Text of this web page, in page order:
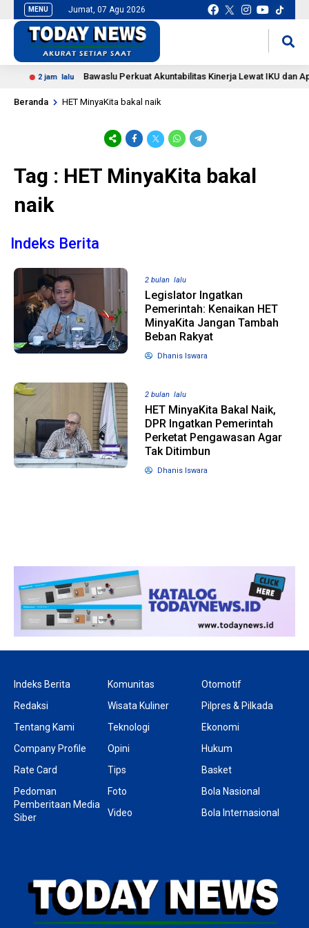
MENU Jumat, 07 Agu 2026
2 jam lalu Bawaslu Perkuat Akuntabilitas Kinerja Lewat IKU dan
Beranda HET MinyaKita bakal naik
Tag : HET MinyaKita bakal
naik
Indeks Berita
2 bulan lalu
Legislator Ingatkan
Pemerintah: Kenaikan HET
MinyaKita Jangan Tambah
Beban Rakyat
Dhanis Iswara
2 bulan lalu
HET MinyaKita Bakal Naik,
DPR Ingatkan Pemerintah
Perketat Pengawasan Agar
Tak Ditimbun
Dhanis Iswara
1 tahun lalu
Ragukan SDM Bawaslu
Indeks Berita
Redaksi
Tentang Kami
Company Profile
Rate Card
Pedoman
Pemberitaan Media
Siber
Komunitas
Wisata Kuliner
Teknologi
Opini
Tips
Foto
Video
Otomotif
Pilpres & Pilkada
Ekonomi
Hukum
Basket
Bola Nasional
Bola Internasional